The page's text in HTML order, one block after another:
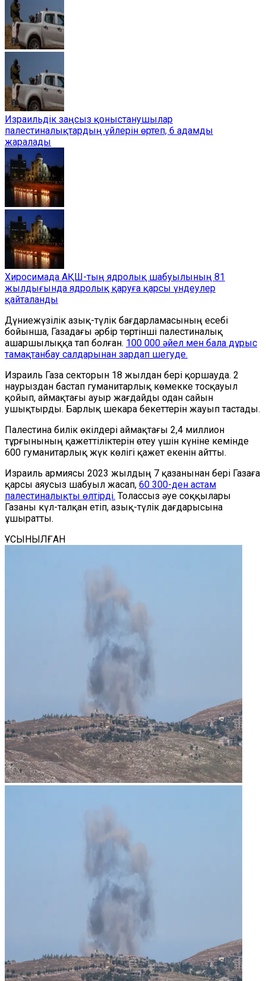
Израильдік заңсыз қоныстанушылар
палестиналықтардың үйлерін өртеп, 6 адамды
жаралады
Хиросимада АҚШ-тың ядролық шабуылының 81
жылдығында ядролық қаруға қарсы үндеулер
қайталанды
Дүниежүзілік азық-түлік бағдарламасының есебі
бойынша, Газадағы әрбір төртінші палестиналық
ашаршылыққа тап болған. 100 000 әйел мен бала дұрыс
тамақтанбау салдарынан зардап шегуде.
Израиль Газа секторын 18 жылдан бері қоршауда. 2
наурыздан бастап гуманитарлық көмекке тосқауыл
қойып, аймақтағы ауыр жағдайды одан сайын
ушықтырды. Барлық шекара бекеттерін жауып тастады.
Палестина билік өкілдері аймақтағы 2,4 миллион
тұрғынының қажеттіліктерін өтеу үшін күніне кемінде
600 гуманитарлық жүк көлігі қажет екенін айтты.
Израиль армиясы 2023 жылдың 7 қазанынан бері Газаға
қарсы аяусыз шабуыл жасап, 60 300-ден астам
палестиналықты өлтірді. Толассыз әуе соққылары
Газаны күл-талқан етіп, азық-түлік дағдарысына
ұшыратты.
ҰСЫНЫЛҒАН